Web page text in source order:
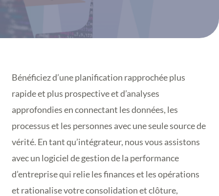
Bénéficiez d’une planification rapprochée plus
rapide et plus prospective et d’analyses
approfondies en connectant les données, les
processus et les personnes avec une seule source de
vérité. En tant qu’intégrateur, nous vous assistons
avec un logiciel de gestion de la performance
d’entreprise qui relie les finances et les opérations
et rationalise votre consolidation et clôture,